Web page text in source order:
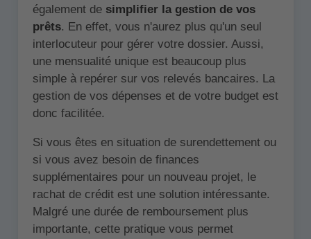
également de simplifier la gestion de vos
prêts. En effet, vous n'aurez plus qu'un seul
interlocuteur pour gérer votre dossier. Aussi,
une mensualité unique est beaucoup plus
simple à repérer sur vos relevés bancaires. La
gestion de vos dépenses et de votre budget est
donc facilitée.
Si vous êtes en situation de surendettement ou
si vous avez besoin de finances
supplémentaires pour un nouveau projet, le
rachat de crédit est une solution intéressante.
Malgré une durée de remboursement plus
importante, cette pratique vous permet